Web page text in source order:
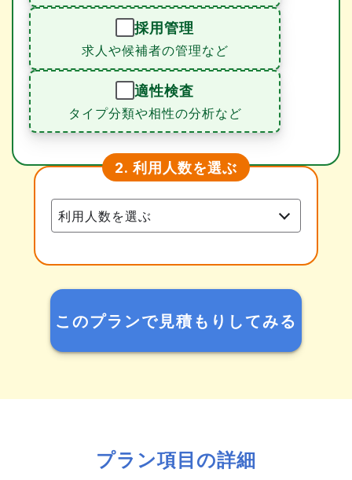
採用管理
求人や候補者の管理など
適性検査
タイプ分類や相性の分析など
2. 利用人数を選ぶ
このプランで見積もりしてみる
プラン項目の詳細